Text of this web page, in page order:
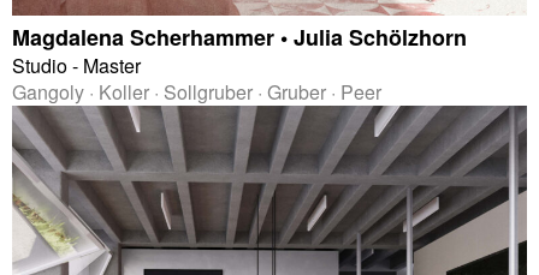
Magdalena Scherhammer • Julia Schölzhorn
Studio - Master
Gangoly · Koller · Sollgruber · Gruber · Peer